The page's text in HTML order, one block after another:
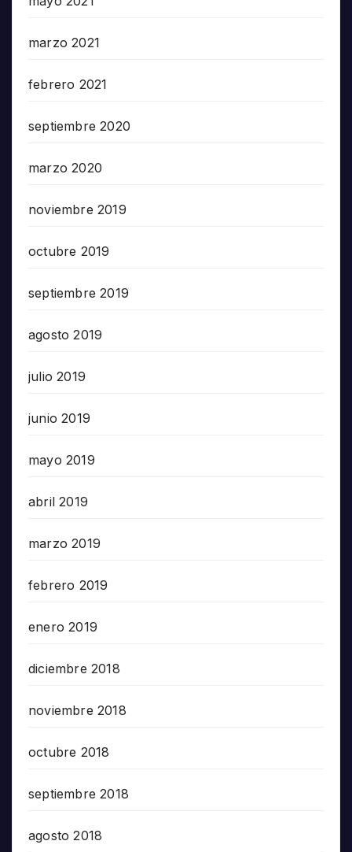
marzo 2021
febrero 2021
septiembre 2020
marzo 2020
noviembre 2019
octubre 2019
septiembre 2019
agosto 2019
julio 2019
junio 2019
mayo 2019
abril 2019
marzo 2019
febrero 2019
enero 2019
diciembre 2018
noviembre 2018
octubre 2018
septiembre 2018
agosto 2018